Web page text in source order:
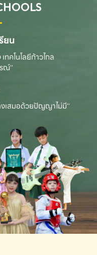
ยน
ทคโนโลยีก้าวไกล
ณ์”
เสมอด้วยปัญญาไม่มี”